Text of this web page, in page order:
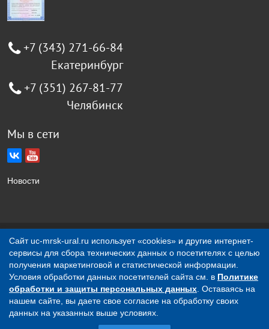
+7 (343) 271-66-84
Екатеринбург
+7 (351) 267-81-77
Челябинск
Мы в сети
Новости
Создание сайта Jellyweb
О компании Контакты
Вся представленная на сайте информация носит
исключительно информационный характер и ни при каких
условиях не является публичной офертой, определяемой
Сайт uc-mrsk-ural.ru использует «cookies» и другие интернет-
сервисы для сбора технических данных о посетителях с целью
получения маркетинговой и статистической информации.
Условия обработки данных посетителей сайта см. в Политике
обработки и защиты персональных данных . Оставаясь на
нашем сайте, вы даете свое согласие на обработку своих
данных на указанных выше условиях.